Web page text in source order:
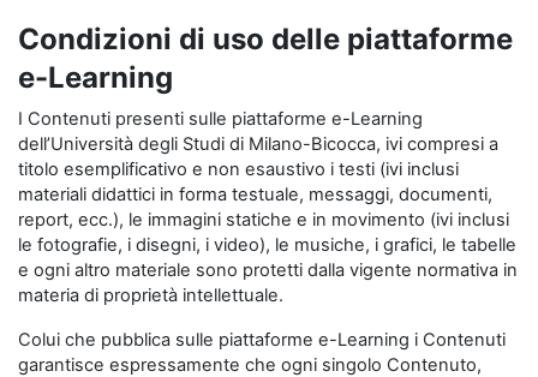
Condizioni di uso delle piattaforme
e-Learning
I Contenuti presenti sulle piattaforme e-Learning
dell’Università degli Studi di Milano-Bicocca, ivi compresi a
titolo esemplificativo e non esaustivo i testi (ivi inclusi
materiali didattici in forma testuale, messaggi, documenti,
report, ecc.), le immagini statiche e in movimento (ivi inclusi
le fotografie, i disegni, i video), le musiche, i grafici, le tabelle
e ogni altro materiale sono protetti dalla vigente normativa in
materia di proprietà intellettuale.
Colui che pubblica sulle piattaforme e-Learning i Contenuti
garantisce espressamente che ogni singolo Contenuto,